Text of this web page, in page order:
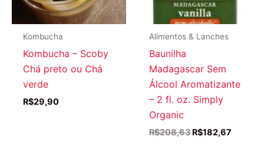
Kombucha
Kombucha – Scoby
Chá preto ou Chá
verde
R$29,90
Alimentos & Lanches
Baunilha
Madagascar Sem
Álcool Aromatizante
– 2 fl. oz. Simply
Organic
R$208,63 O
R$182,67